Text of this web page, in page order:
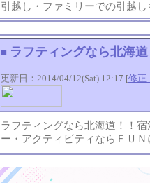
引越し・ファミリーでの引越し
■ ラフティングなら北海道
更新日：2014/04/12(Sat) 12:17 [修正
ラフティングなら北海道！！
ー・アクティビティならＦＵＮ